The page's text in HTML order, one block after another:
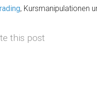
, Kursmanipulationen
this post